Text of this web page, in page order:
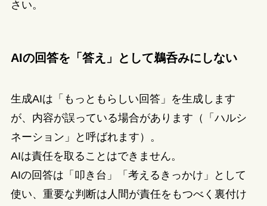
さい。
AIの回答を「答え」として鵜呑みにしない
生成AIは「もっともらしい回答」を生成します
が、内容が誤っている場合があります（「ハルシ
ネーション」と呼ばれます）。
AIは責任を取ることはできません。
AIの回答は「叩き台」「考えるきっかけ」として
使い、重要な判断は人間が責任をもつべく裏付け